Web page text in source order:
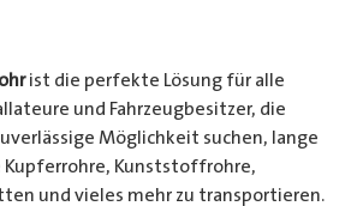
ist die perfekte Lösung für alle
und Fahrzeugbesitzer, die
Möglichkeit suchen, lange
Kupferrohre, Kunststoffrohre,
und vieles mehr zu transportieren.